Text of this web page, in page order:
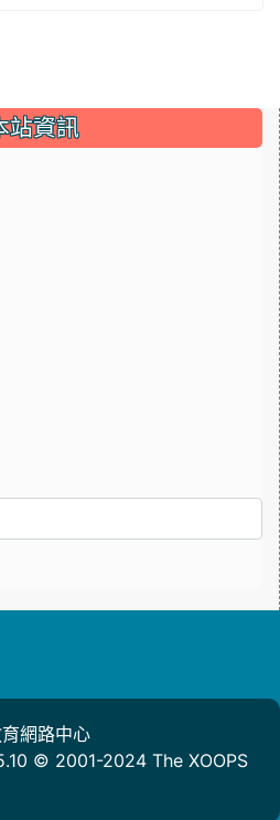
站資訊
網路中心
© 2001-2024 The XOOPS